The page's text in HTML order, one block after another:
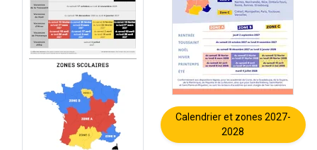
Calendrier et zones 2027-
2028